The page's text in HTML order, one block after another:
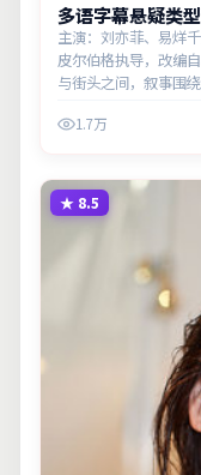
多语字幕悬疑类
主演：刘亦菲、易烊
皮尔伯格执导，改编
与街头之间，叙事围
意义。
1.7万
★ 8.5